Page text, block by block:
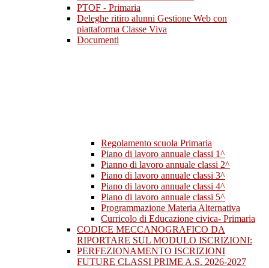
PTOF - Primaria
Deleghe ritiro alunni Gestione Web con
piattaforma Classe Viva
Documenti
Regolamento scuola Primaria
Piano di lavoro annuale classi 1^
Pianno di lavoro annuale classi 2^
Piano di lavoro annuale classi 3^
Piano di lavoro annuale classi 4^
Piano di lavoro annuale classi 5^
Programmazione Materia Alternativa
Curricolo di Educazione civica- Primaria
CODICE MECCANOGRAFICO DA
RIPORTARE SUL MODULO ISCRIZIONI:
PERFEZIONAMENTO ISCRIZIONI
FUTURE CLASSI PRIME A.S. 2026-2027